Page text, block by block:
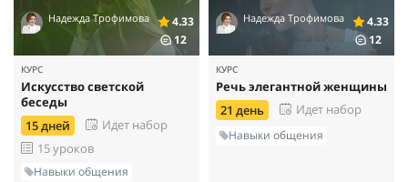
Надежда Трофимова
4.33
12
КУРС
Искусство светской
беседы
15 дней
Идет набор
15 уроков
Навыки общения
Надежда Трофимова
4.33
12
КУРС
Речь элегантной женщины
21 день
Идет набор
Навыки общения